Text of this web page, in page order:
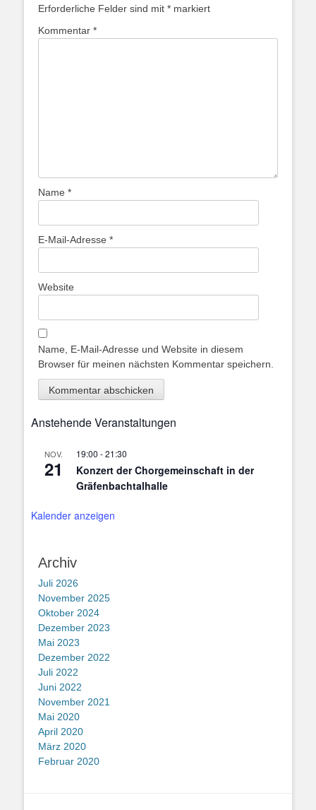
Erforderliche Felder sind mit * markiert
Kommentar *
Name *
E-Mail-Adresse *
Website
Name, E-Mail-Adresse und Website in diesem
Browser für meinen nächsten Kommentar speichern.
Anstehende Veranstaltungen
NOV.
21
19:00 -21:30
Konzert der Chorgemeinschaft in der
Gräfenbachtalhalle
Kalender anzeigen
Archiv
Juli 2026
November 2025
Oktober 2024
Dezember 2023
Mai 2023
Dezember 2022
Juli 2022
Juni 2022
November 2021
Mai 2020
April 2020
März 2020
Februar 2020